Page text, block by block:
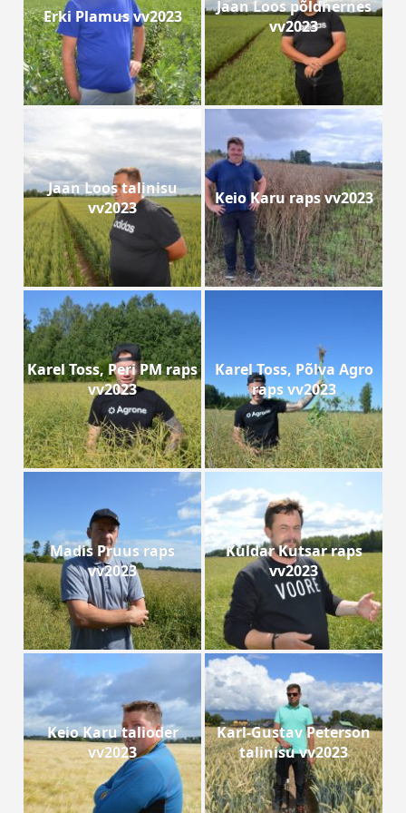
Erki Plamus vv2023
Jaan Loos põldhernes
vv2023
Jaan Loos talinisu
vv2023
Keio Karu raps vv2023
Karel Toss, Peri PM raps
vv2023
Karel Toss, Põlva Agro
raps vv2023
Madis Pruus raps
vv2023
Kuldar Kutsar raps
vv2023
Keio Karu talioder
vv2023
Karl-Gustav Peterson
talinisu vv2023